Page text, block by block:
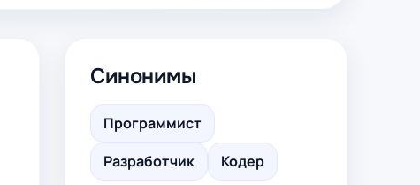
Синонимы
Программист
Разработчик
Кодер